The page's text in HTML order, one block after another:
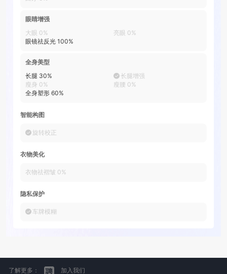
眼睛增强
大眼 0% 亮眼 0%
眼镜祛反光 100%
全身美型
长腿 30%
长腿增强
瘦身 0% 瘦腰 0%
全身塑形 60%
智能构图
旋转校正
衣物美化
衣物祛褶皱 0%
隐私保护
车牌模糊
了解更多： 加入我们